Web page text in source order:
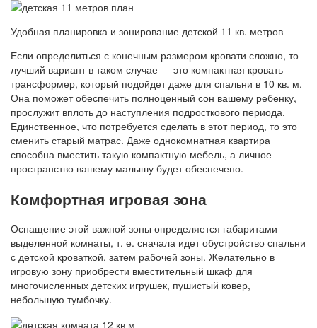
Удобная планировка и зонирование детской 11 кв. метров
Если определиться с конечным размером кровати сложно, то
лучший вариант в таком случае — это компактная кровать-
трансформер, который подойдет даже для спальни в 10 кв. м.
Она поможет обеспечить полноценный сон вашему ребенку,
прослужит вплоть до наступления подросткового периода.
Единственное, что потребуется сделать в этот период, то это
сменить старый матрас. Даже однокомнатная квартира
способна вместить такую компактную мебель, а личное
пространство вашему малышу будет обеспечено.
Комфортная игровая зона
Оснащение этой важной зоны определяется габаритами
выделенной комнаты, т. е. сначала идет обустройство спальни
с детской кроваткой, затем рабочей зоны. Желательно в
игровую зону приобрести вместительный шкаф для
многочисленных детских игрушек, пушистый ковер,
небольшую тумбочку.